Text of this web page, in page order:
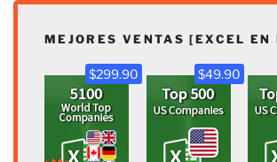
MEJORES VENTAS [EXCEL EN
$299.90 $49.90